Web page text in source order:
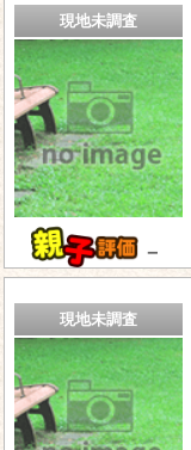
現地未調査
－
現地未調査